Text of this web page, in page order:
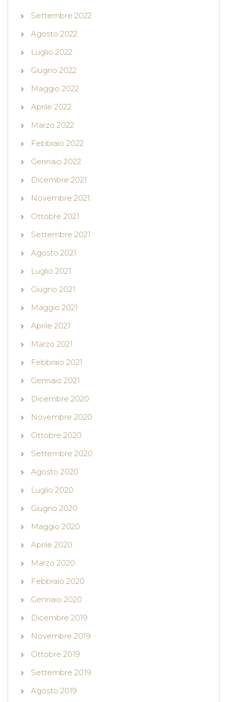
Settembre 2022
Agosto 2022
Luglio 2022
Giugno 2022
Maggio 2022
Aprile 2022
Marzo 2022
Febbraio 2022
Gennaio 2022
Dicembre 2021
Novembre 2021
Ottobre 2021
Settembre 2021
Agosto 2021
Luglio 2021
Giugno 2021
Maggio 2021
Aprile 2021
Marzo 2021
Febbraio 2021
Gennaio 2021
Dicembre 2020
Novembre 2020
Ottobre 2020
Settembre 2020
Agosto 2020
Luglio 2020
Giugno 2020
Maggio 2020
Aprile 2020
Marzo 2020
Febbraio 2020
Gennaio 2020
Dicembre 2019
Novembre 2019
Ottobre 2019
Settembre 2019
Agosto 2019